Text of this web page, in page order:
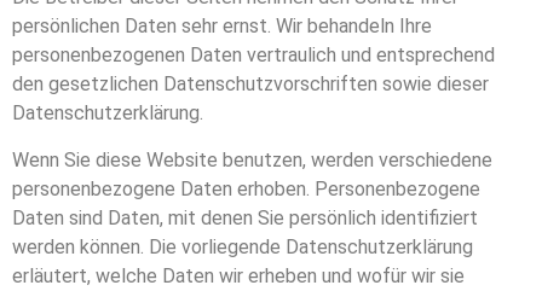
persönlichen Daten sehr ernst. Wir behandeln Ihre
personenbezogenen Daten vertraulich und entsprechend
den gesetzlichen Datenschutzvorschriften sowie dieser
Datenschutzerklärung.
Wenn Sie diese Website benutzen, werden verschiedene
personenbezogene Daten erhoben. Personenbezogene
Daten sind Daten, mit denen Sie persönlich identifiziert
werden können. Die vorliegende Datenschutzerklärung
erläutert, welche Daten wir erheben und wofür wir sie